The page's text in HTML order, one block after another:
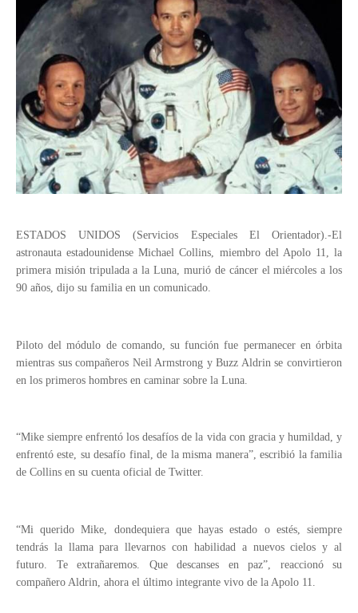
ESTADOS UNIDOS (Servicios Especiales El Orientador).-El
astronauta estadounidense Michael Collins, miembro del Apolo 11, la
primera misión tripulada a la Luna, murió de cáncer el miércoles a los
90 años, dijo su familia en un comunicado.
Piloto del módulo de comando, su función fue permanecer en órbita
mientras sus compañeros Neil Armstrong y Buzz Aldrin se convirtieron
en los primeros hombres en caminar sobre la Luna.
“Mike siempre enfrentó los desafíos de la vida con gracia y humildad, y
enfrentó este, su desafío final, de la misma manera”, escribió la familia
de Collins en su cuenta oficial de Twitter.
“Mi querido Mike, dondequiera que hayas estado o estés, siempre
tendrás la llama para llevarnos con habilidad a nuevos cielos y al
futuro. Te extrañaremos. Que descanses en paz”, reaccionó su
compañero Aldrin, ahora el último integrante vivo de la Apolo 11.